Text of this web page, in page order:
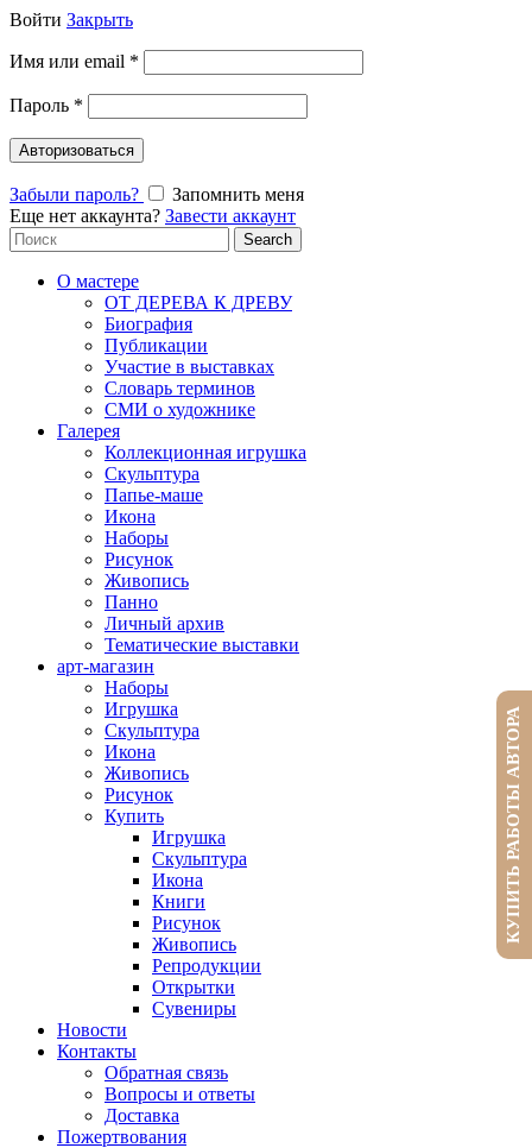
Войти Закрыть
Имя или email *
Пароль *
Авторизоваться
Забыли пароль?
Запомнить меня
Еще нет аккаунта? Завести аккаунт
Search
for:
Search
О мастере
ОТ ДЕРЕВА К ДРЕВУ
Биография
Публикации
Участие в выставках
Словарь терминов
СМИ о художнике
Галерея
Коллекционная игрушка
Скульптура
Папье-маше
Икона
Наборы
Рисунок
Живопись
Панно
Личный архив
Тематические выставки
арт-магазин
Наборы
Игрушка
Скульптура
Икона
Живопись
Рисунок
Купить
Игрушка
Скульптура
Икона
Книги
Рисунок
Живопись
Репродукции
Открытки
Сувениры
Новости
Контакты
Обратная связь
Вопросы и ответы
Доставка
Пожертвования
КУПИТЬ РАБОТЫ АВТОРА